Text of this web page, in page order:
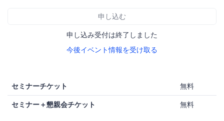
申し込む
申し込み受付は終了しました
今後イベント情報を受け取る
セミナーチケット 無料
セミナー＋懇親会チケット 無料